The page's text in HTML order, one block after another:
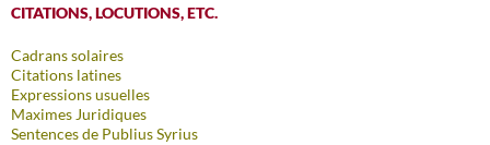
CITATIONS, LOCUTIONS, ETC.
Cadrans solaires
Citations latines
Expressions usuelles
Maximes Juridiques
Sentences de Publius Syrius